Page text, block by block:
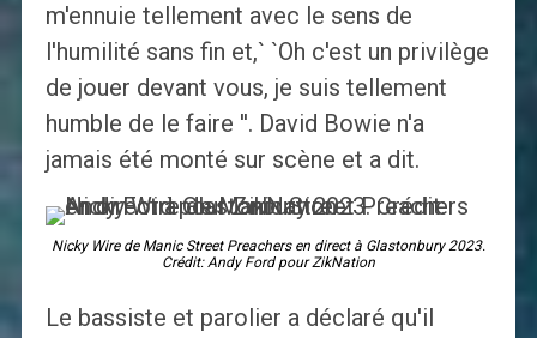
m'ennuie tellement avec le sens de
l'humilité sans fin et,` `Oh c'est un privilège
de jouer devant vous, je suis tellement
humble de le faire ''. David Bowie n'a
jamais été monté sur scène et a dit.
Nicky Wire de Manic Street Preachers en direct à Glastonbury 2023.
Crédit: Andy Ford pour ZikNation
Le bassiste et parolier a déclaré qu'il